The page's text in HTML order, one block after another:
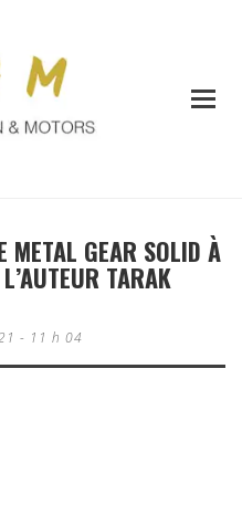
METAL GEAR SOLID À
TARAK
- 11 h 04